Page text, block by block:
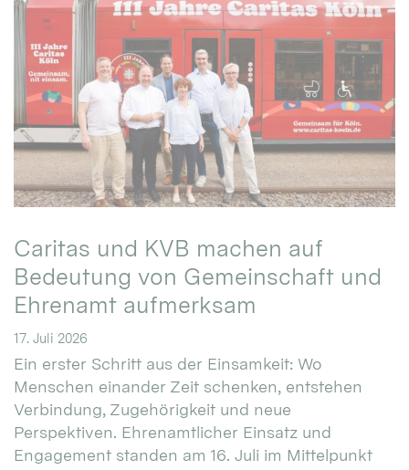
Caritas und KVB machen auf
Bedeutung von Gemeinschaft und
Ehrenamt aufmerksam
17. Juli 2026
Ein erster Schritt aus der Einsamkeit: Wo
Menschen einander Zeit schenken, entstehen
Verbindung, Zugehörigkeit und neue
Perspektiven. Ehrenamtlicher Einsatz und
Engagement standen am 16. Juli im Mittelpunkt